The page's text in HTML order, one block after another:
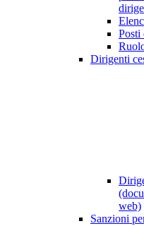
Posti
Dirigenti
web)
Sanzioni